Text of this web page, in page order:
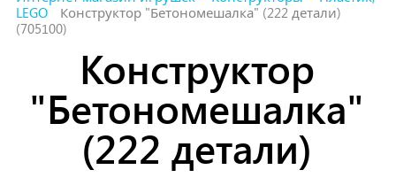
LEGO
Конструктор "Бетономешалка" (222 детали)
(705100)
Конструктор
"Бетономешалка"
(222 детали)